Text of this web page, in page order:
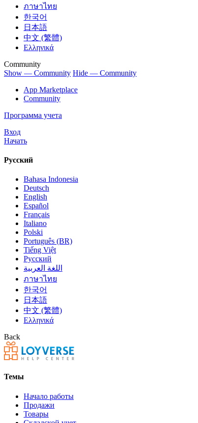
ภาษาไทย
한국어
日本語
中文 (繁體)
Ελληνικά
Community
Show — Community Hide — Community
App Marketplace
Community
Программа учета
Вход
Начать
Русский
Bahasa Indonesia
Deutsch
English
Español
Français
Italiano
Polski
Português (BR)
Tiếng Việt
Русский
اللغة العربية
ภาษาไทย
한국어
日本語
中文 (繁體)
Ελληνικά
Back
Темы
Начало работы
Продажи
Товары